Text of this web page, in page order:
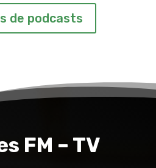
de podcasts
FM – TV